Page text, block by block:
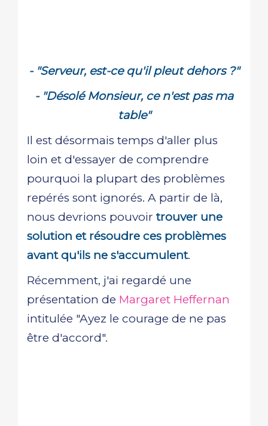
- "Serveur, est-ce qu'il pleut dehors ?"
- "Désolé Monsieur, ce n'est pas ma
table"
Il est désormais temps d'aller plus
loin et d'essayer de comprendre
pourquoi la plupart des problèmes
repérés sont ignorés. A partir de là,
nous devrions pouvoir trouver une
solution et résoudre ces problèmes
avant qu'ils ne s'accumulent.
Récemment, j'ai regardé une
présentation de Margaret Heffernan
intitulée "Ayez le courage de ne pas
être d'accord".